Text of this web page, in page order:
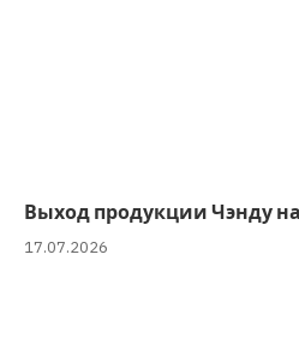
Выход продукции Чэнду
17.07.2026